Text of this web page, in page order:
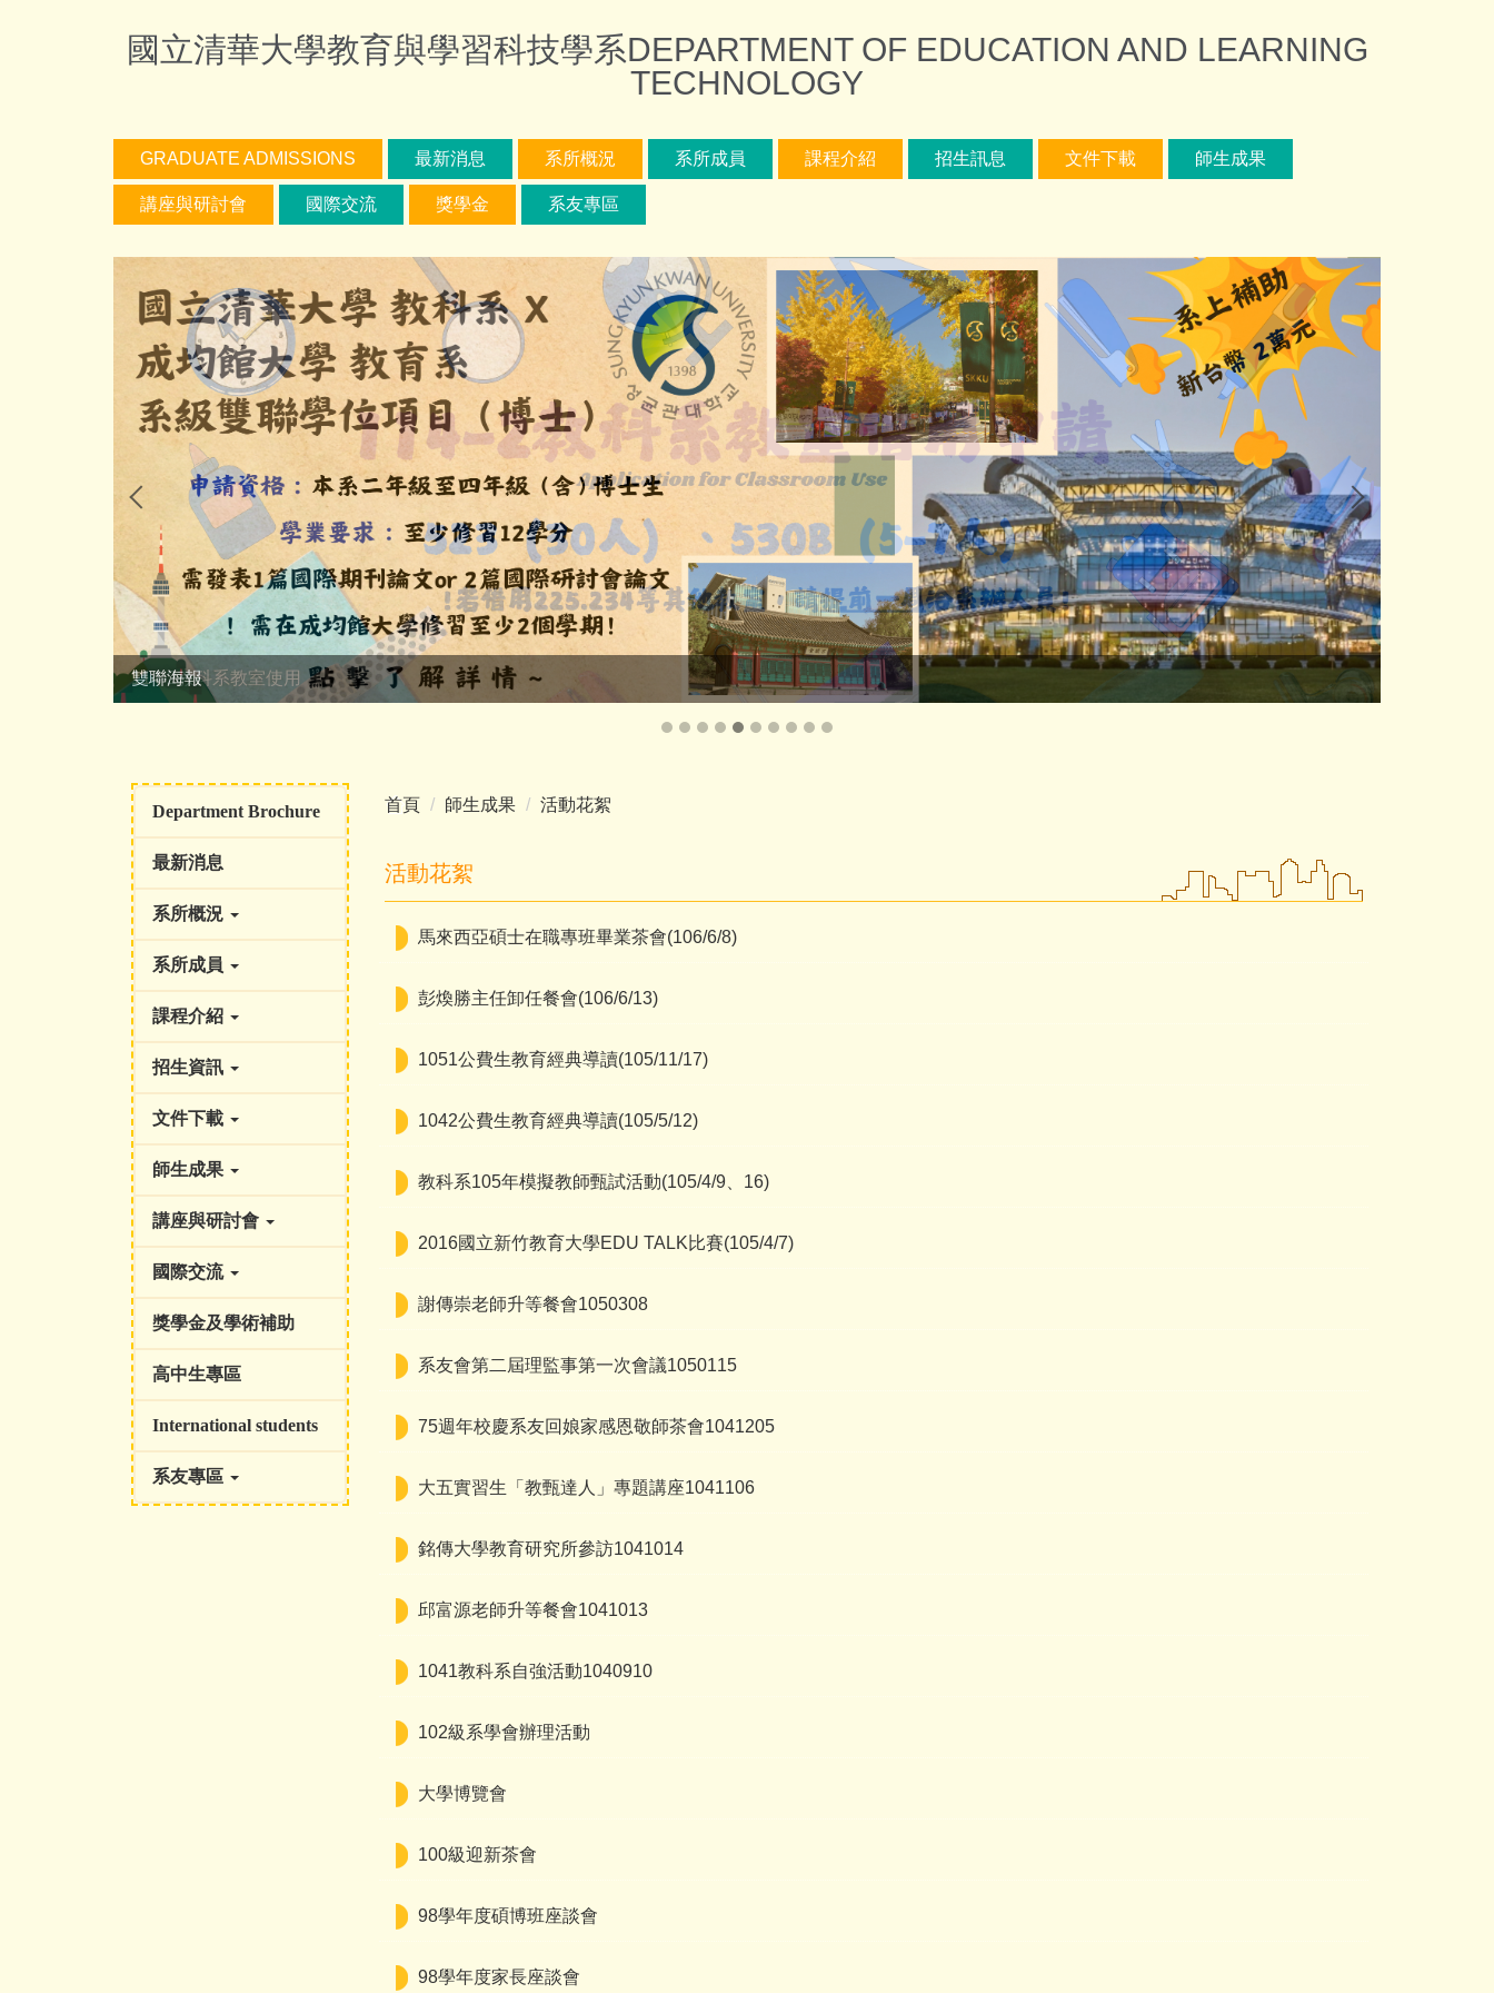
國立清華大學教育與學習科技學系DEPARTMENT OF EDUCATION AND LEARNING
TECHNOLOGY
GRADUATE ADMISSIONS 最新消息 系所概況 系所成員 課程介紹 招生訊息 文件下載 師生成果
講座與研討會 國際交流 獎學金 系友專區
雙聯海報
114-2教科系教室使用
Department Brochure
最新消息
系所概況
系所成員
課程介紹
招生資訊
文件下載
師生成果
講座與研討會
國際交流
獎學金及學術補助
高中生專區
International students
系友專區
首頁 師生成果 活動花絮
活動花絮
馬來西亞碩士在職專班畢業茶會(106/6/8)
彭煥勝主任卸任餐會(106/6/13)
1051公費生教育經典導讀(105/11/17)
1042公費生教育經典導讀(105/5/12)
教科系105年模擬教師甄試活動(105/4/9、16)
2016國立新竹教育大學EDU TALK比賽(105/4/7)
謝傳崇老師升等餐會1050308
系友會第二屆理監事第一次會議1050115
75週年校慶系友回娘家感恩敬師茶會1041205
大五實習生「教甄達人」專題講座1041106
銘傳大學教育研究所參訪1041014
邱富源老師升等餐會1041013
1041教科系自強活動1040910
102級系學會辦理活動
大學博覽會
100級迎新茶會
98學年度碩博班座談會
98學年度家長座談會